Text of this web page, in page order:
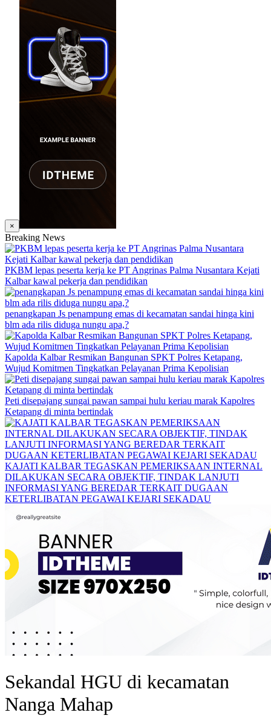
×
Breaking News
PKBM lepas peserta kerja ke PT Angrinas Palma Nusantara Kejati
Kalbar kawal pekerja dan pendidikan
penangkapan Js penampung emas di kecamatan sandai hinga kini
blm ada rilis diduga nungu apa,?
Kapolda Kalbar Resmikan Bangunan SPKT Polres Ketapang,
Wujud Komitmen Tingkatkan Pelayanan Prima Kepolisian
Peti disepajang sungai pawan sampai hulu keriau marak Kapolres
Ketapang di minta bertindak
KAJATI KALBAR TEGASKAN PEMERIKSAAN INTERNAL
DILAKUKAN SECARA OBJEKTIF, TINDAK LANJUTI
INFORMASI YANG BEREDAR TERKAIT DUGAAN
KETERLIBATAN PEGAWAI KEJARI SEKADAU
Sekandal HGU di kecamatan
Nanga Mahap